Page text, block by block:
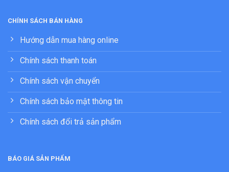
CHÍNH SÁCH BÁN HÀNG
Hướng dẫn mua hàng online
Chính sách thanh toán
Chính sách vận chuyển
Chính sách bảo mật thông tin
Chính sách đổi trả sản phẩm
BÁO GIÁ SẢN PHẨM